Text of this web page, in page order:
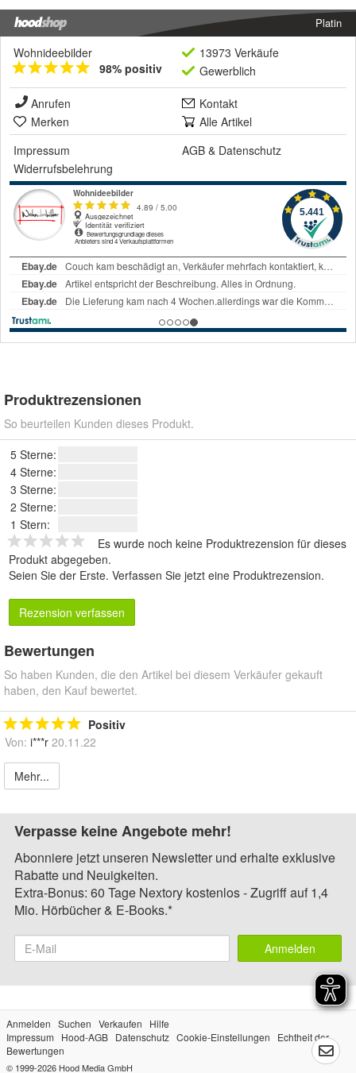
Platin
Wohnideebilder
98% positiv
13973 Verkäufe
Gewerblich
Anrufen
Kontakt
Merken
Alle Artikel
Impressum
AGB & Datenschutz
Widerrufsbelehrung
Produktrezensionen
So beurteilen Kunden dieses Produkt.
5 Sterne:
4 Sterne:
3 Sterne:
2 Sterne:
1 Stern:
Es wurde noch keine Produktrezension für dieses
Produkt abgegeben.
Seien Sie der Erste. Verfassen Sie jetzt eine Produktrezension.
Rezension verfassen
Bewertungen
So haben Kunden, die den Artikel bei diesem Verkäufer gekauft
haben, den Kauf bewertet.
Positiv
Von: i***r 20.11.22
Mehr...
Verpasse keine Angebote mehr!
Abonniere jetzt unseren Newsletter und erhalte exklusive
Rabatte und Neuigkeiten.
Extra-Bonus: 60 Tage Nextory kostenlos - Zugriff auf 1,4
Mio. Hörbücher & E-Books.*
Anmelden
Anmelden Suchen Verkaufen
Hilfe
Impressum
Hood-AGB Datenschutz Cookie-Einstellungen
Echtheit der
Bewertungen
© 1999-2026 Hood Media GmbH